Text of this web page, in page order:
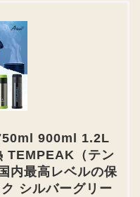
900ml 1.2L
TEMPEAK（テン
内最高レベルの保
シルバーグリー